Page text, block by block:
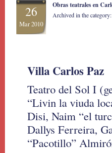
26
Mar 2010
Obras teatrales en
Archived in the category:
Villa Carlos Paz
Teatro del Sol I
“Livin la viuda
Disi, Naim “el
Dallys Ferreira,
“Pacotillo”